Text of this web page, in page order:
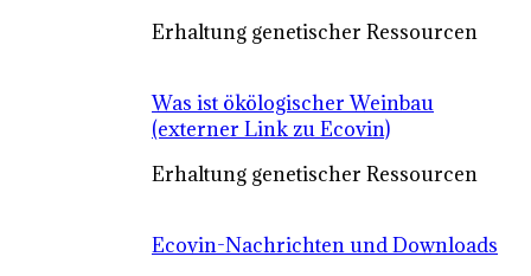
Erhaltung genetischer Ressourcen
Was ist ökölogischer Weinbau
(externer Link zu Ecovin)
Erhaltung genetischer Ressourcen
Ecovin-Nachrichten und Downloads